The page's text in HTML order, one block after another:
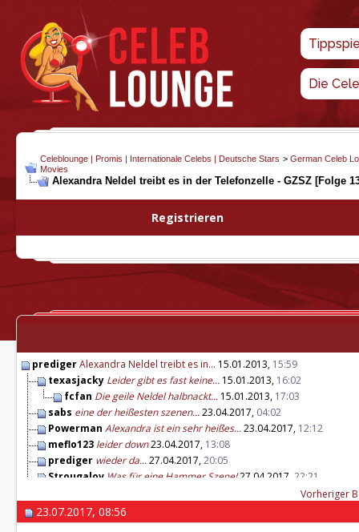
Die
Celeblounge | Promis | Internationale Celebs | Deutsche Stars > German Celeb
Movies
Alexandra Neldel treibt es in der Telefonzelle - GZSZ [Folge
Registrieren
predigerAlexandra Neldel treibt es in... 15.01.2013, 15:59
texasjacky Leider gibt es fast keine... 15.01.2013, 16:02
fcfan Die geile Neldel halbnackt... 15.01.2013, 17:03
sabs eine der heißesten szenen...23.04.2017, 04:02
Powerman Alexandra ist ein sehr heißes...23.04.2017, 12:12
meflo123 leider down23.04.2017, 13:08
prediger wieder da...27.04.2017,20:05
Strougalov Was für eine Hammer Szene!27.04.2017, 22:21
WoowToll, Danke für Alexandra!
sabsDankw für das Video! kann es...09.06.2025,09:25
Vorheriger
23.07.2017, 08:56